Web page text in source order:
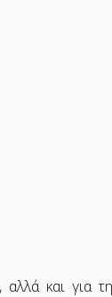
και για